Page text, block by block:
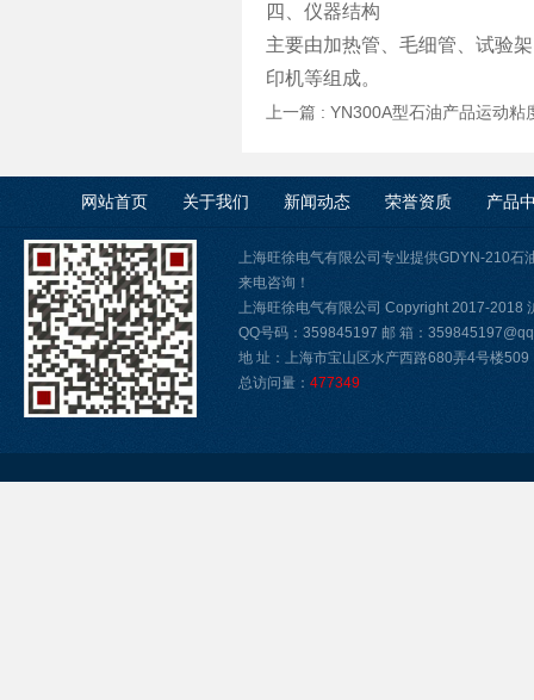
四、仪器结构
主要由加热管、毛细管、试验
印机等组成。
上一篇 : YN300A型石油产品运动粘
网站首页 关于我们 新闻动态 荣誉资质 产品
上海旺徐电气有限公司专业提供GDYN-210石
来电咨询！
上海旺徐电气有限公司 Copyright 2017-2018
QQ号码：359845197 邮 箱：
地 址：上海市宝山区水产西路680弄4号楼509
总访问量： 477349